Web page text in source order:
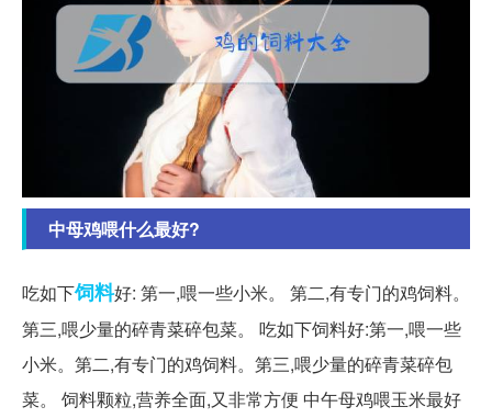
中母鸡喂什么最好?
吃如下饲料好: 第一,喂一些小米。 第二,有专门的鸡饲料。
第三,喂少量的碎青菜碎包菜。 吃如下饲料好:第一,喂一些
小米。第二,有专门的鸡饲料。第三,喂少量的碎青菜碎包
菜。 饲料颗粒,营养全面,又非常方便 中午母鸡喂玉米最好